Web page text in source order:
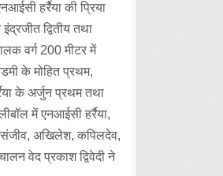
हर्रैया की प्रिया
द्वितीय तथा
वर्ग 200 मीटर में
के मोहित प्रथम,
के अर्जुन प्रथम तथा
में एनआईसी हर्रैया,
संजीव, अखिलेश, कपिलदेव,
वेद प्रकाश द्विवेदी ने